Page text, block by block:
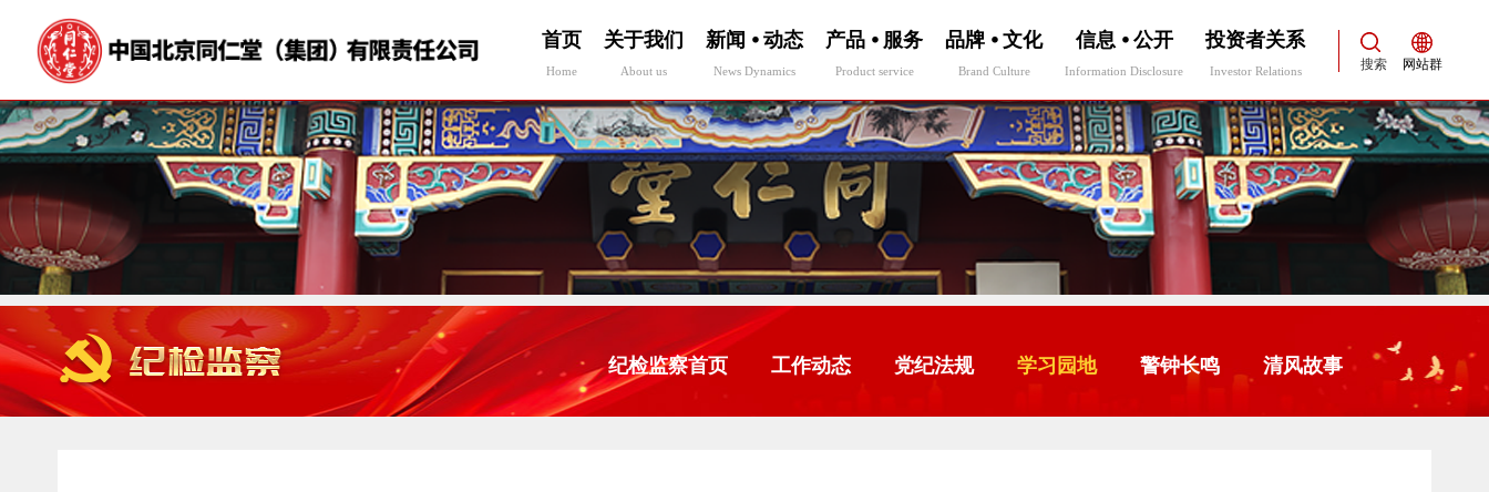
首页
Home
关于我们
About us
新闻 ⦁ 动态
News Dynamics
产品 ⦁ 服务
Product service
品牌 ⦁ 文化
Brand Culture
信息 ⦁ 公开
Information Disclosure
投资者关系
Investor Relations 搜索 网站群
纪检监察首页 工作动态 党纪法规 学习园地 警钟长鸣 清风故事